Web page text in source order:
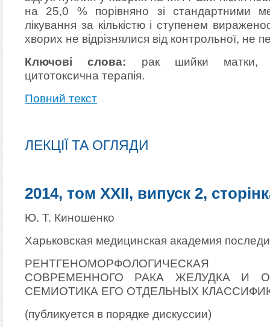
на 25,0 % порівняно зі стандартними
лікування за кількістю і ступенем
хворих не відрізнялися від контрольної, не
Ключові слова: рак шийки матки,
цитотоксична терапія.
Повний текст
ЛЕКЦІЇ ТА ОГЛЯДИ
2014, том XXII, випуск 2,
Ю. Т. Киношенко
Харьковская медицинская академия
СОВРЕМЕННОГО РАКА ЖЕЛУДКА И
СЕМИОТИКА ЕГО ОТДЕЛЬНЫХ
(публикуется в порядке дискуссии)